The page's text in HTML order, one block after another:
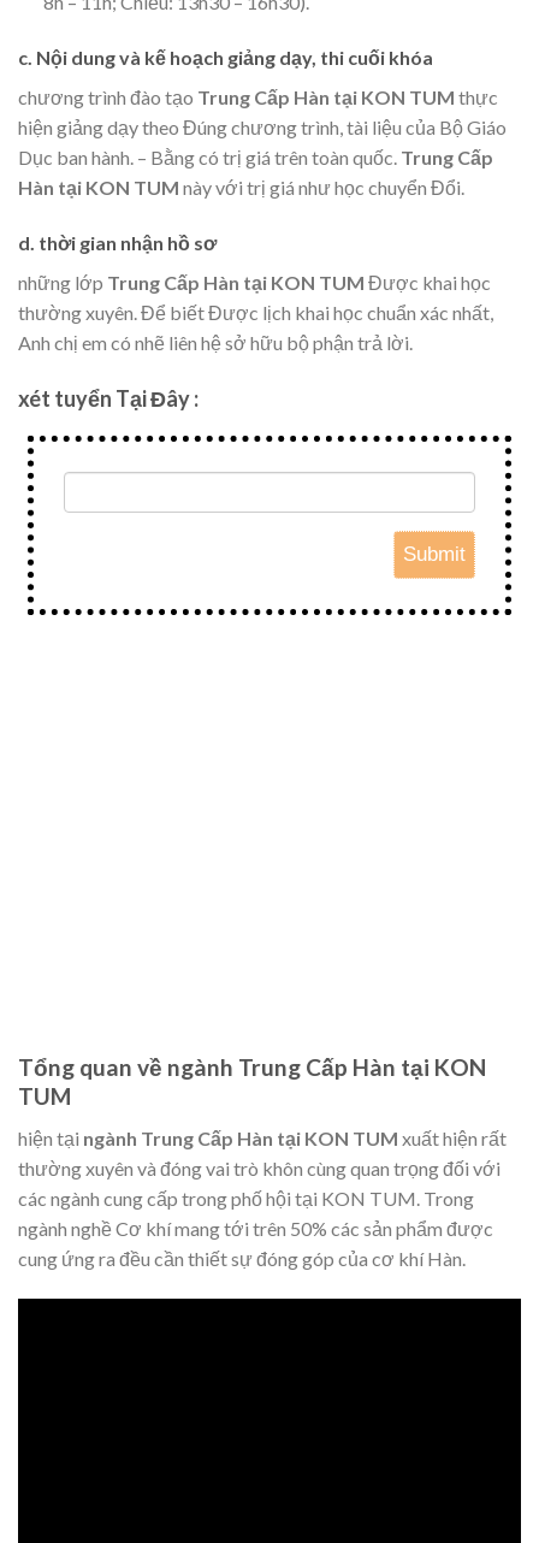
c. Nội dung và kế hoạch giảng dạy, thi cuối khóa
chương trình đào tạo Trung Cấp Hàn tại KON TUM thực
hiện giảng dạy theo Đúng chương trình, tài liệu của Bộ Giáo
Dục ban hành. – Bằng có trị giá trên toàn quốc. Trung Cấp
Hàn tại KON TUM này với trị giá như học chuyển Đổi.
d. thời gian nhận hồ sơ
những lớp Trung Cấp Hàn tại KON TUM Được khai học
thường xuyên. Để biết Được lịch khai học chuẩn xác nhất,
Anh chị em có nhẽ liên hệ sở hữu bộ phận trả lời.
xét tuyển Tại Đây :
Tổng quan về ngành Trung Cấp Hàn tại KON
TUM
hiện tại ngành Trung Cấp Hàn tại KON TUM xuất hiện rất
thường xuyên và đóng vai trò khôn cùng quan trọng đối với
các ngành cung cấp trong phố hội tại KON TUM. Trong
ngành nghề Cơ khí mang tới trên 50% các sản phẩm được
cung ứng ra đều cần thiết sự đóng góp của cơ khí Hàn.